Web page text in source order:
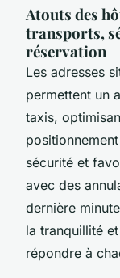
Atouts des
transports,
réservation
Les adresses
permettent un
taxis,
sécurité et
avec des
dernière
la tranquillité
répondre à